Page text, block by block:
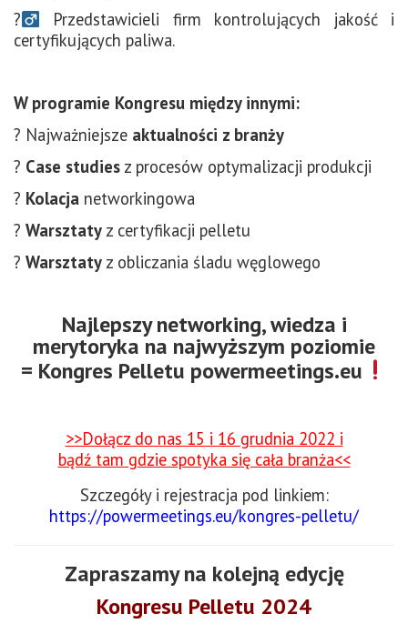
?‍
Przedstawicieli firm kontrolujących jakość i
certyfikujących paliwa.
W programie Kongresu między innymi:
? Najważniejsze aktualności z branży
? Case studies z procesów optymalizacji produkcji
? Kolacja networkingowa
? Warsztaty z certyfikacji pelletu
? Warsztaty z obliczania śladu węglowego
Najlepszy networking, wiedza i
merytoryka na najwyższym poziomie
= Kongres Pelletu powermeetings.eu
>>Dołącz do nas 15 i 16 grudnia 2022 i
bądź tam gdzie spotyka się cała branża<<
Szczegóły i rejestracja pod linkiem:
https://powermeetings.eu/kongres-pelletu/
Zapraszamy na kolejną edycję
Kongresu Pelletu 2024